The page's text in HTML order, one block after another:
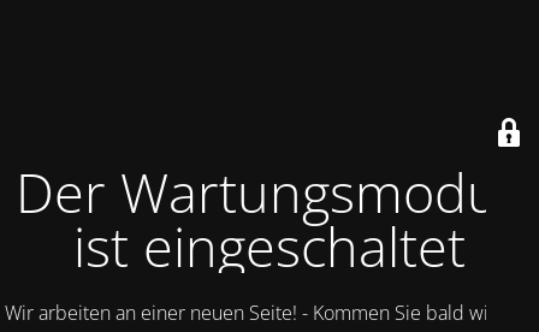
Der Wartungsmodus
ist eingeschaltet
Wir arbeiten an einer neuen Seite! - Kommen Sie bald wieder.